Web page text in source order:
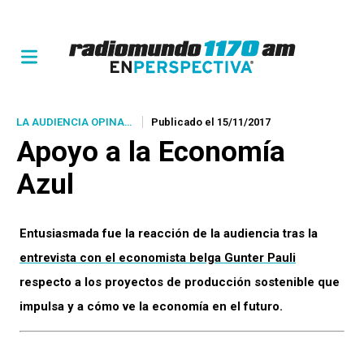
LA AUDIENCIA OPINA… Publicado el 15/11/2017
Apoyo a la Economía
Azul
Entusiasmada fue la reacción de la audiencia tras la
entrevista con el economista belga Gunter Pauli
respecto a los proyectos de producción sostenible que
impulsa y a cómo ve la economía en el futuro.